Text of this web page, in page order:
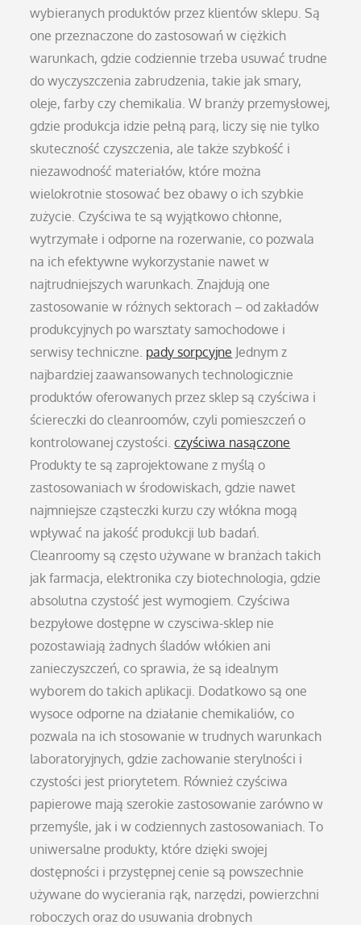
wybieranych produktów przez klientów sklepu. Są
one przeznaczone do zastosowań w ciężkich
warunkach, gdzie codziennie trzeba usuwać trudne
do wyczyszczenia zabrudzenia, takie jak smary,
oleje, farby czy chemikalia. W branży przemysłowej,
gdzie produkcja idzie pełną parą, liczy się nie tylko
skuteczność czyszczenia, ale także szybkość i
niezawodność materiałów, które można
wielokrotnie stosować bez obawy o ich szybkie
zużycie. Czyściwa te są wyjątkowo chłonne,
wytrzymałe i odporne na rozerwanie, co pozwala
na ich efektywne wykorzystanie nawet w
najtrudniejszych warunkach. Znajdują one
zastosowanie w różnych sektorach – od zakładów
produkcyjnych po warsztaty samochodowe i
serwisy techniczne. pady sorpcyjne Jednym z
najbardziej zaawansowanych technologicznie
produktów oferowanych przez sklep są czyściwa i
ściereczki do cleanroomów, czyli pomieszczeń o
kontrolowanej czystości.czyściwa nasączone
Produkty te są zaprojektowane z myślą o
zastosowaniach w środowiskach, gdzie nawet
najmniejsze cząsteczki kurzu czy włókna mogą
wpływać na jakość produkcji lub badań.
Cleanroomy są często używane w branżach takich
jak farmacja, elektronika czy biotechnologia, gdzie
absolutna czystość jest wymogiem. Czyściwa
bezpyłowe dostępne w czysciwa-sklep nie
pozostawiają żadnych śladów włókien ani
zanieczyszczeń, co sprawia, że są idealnym
wyborem do takich aplikacji. Dodatkowo są one
wysoce odporne na działanie chemikaliów, co
pozwala na ich stosowanie w trudnych warunkach
laboratoryjnych, gdzie zachowanie sterylności i
czystości jest priorytetem. Również czyściwa
papierowe mają szerokie zastosowanie zarówno w
przemyśle, jak i w codziennych zastosowaniach. To
uniwersalne produkty, które dzięki swojej
dostępności i przystępnej cenie są powszechnie
używane do wycierania rąk, narzędzi, powierzchni
roboczych oraz do usuwania drobnych